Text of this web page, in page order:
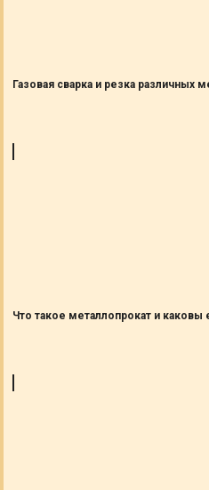
Газовая сварка и резка различных
Что такое металлопрокат и